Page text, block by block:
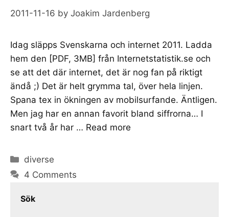
2011-11-16 by Joakim Jardenberg
Idag släpps Svenskarna och internet 2011. Ladda
hem den [PDF, 3MB] från Internetstatistik.se och
se att det där internet, det är nog fan på riktigt
ändå ;) Det är helt grymma tal, över hela linjen.
Spana tex in ökningen av mobilsurfande. Äntligen.
Men jag har en annan favorit bland siffrorna… I
snart två år har … Read more
Categories
diverse
4 Comments
Sök